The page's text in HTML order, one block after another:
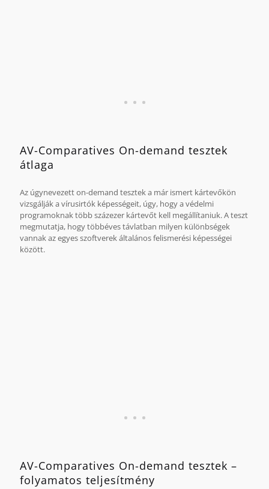
AV-Comparatives On-demand tesztek
átlaga
Az úgynevezett on-demand tesztek a már ismert kártevőkön
vizsgálják a vírusirtók képességeit, úgy, hogy a védelmi
programoknak több százezer kártevőt kell megállítaniuk. A teszt
megmutatja, hogy többéves távlatban milyen különbségek
vannak az egyes szoftverek általános felismerési képességei
között.
AV-Comparatives On-demand tesztek –
folyamatos teljesítmény